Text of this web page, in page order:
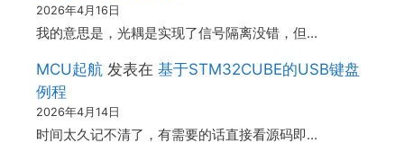
2026年4月16日
我的意思是，光耦是实现了信号隔离没错，但…
MCU起航 发表在 基于STM32CUBE的USB键盘
例程
2026年4月14日
时间太久记不清了，有需要的话直接看源码即…